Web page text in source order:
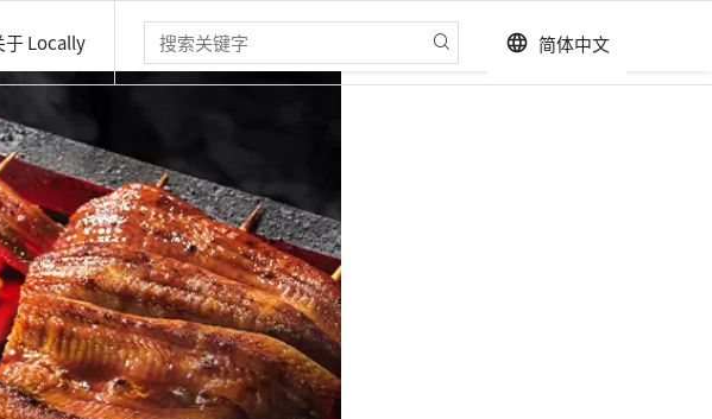
于 Locally language 简体中文